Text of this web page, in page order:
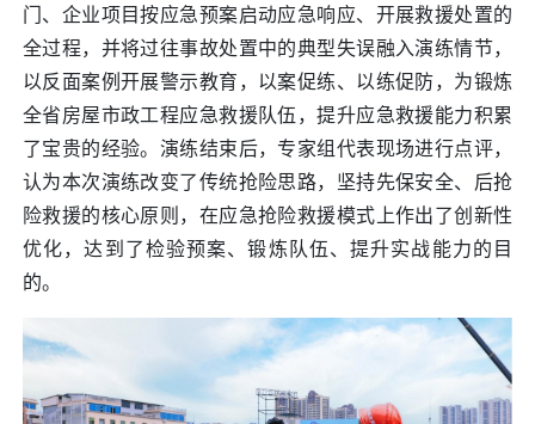
门、企业项目按应急预案启动应急响应、开展救援处置的
全过程，并将过往事故处置中的典型失误融入演练情节，
以反面案例开展警示教育，以案促练、以练促防，为锻炼
全省房屋市政工程应急救援队伍，提升应急救援能力积累
了宝贵的经验。演练结束后，专家组代表现场进行点评，
认为本次演练改变了传统抢险思路，坚持先保安全、后抢
险救援的核心原则，在应急抢险救援模式上作出了创新性
优化，达到了检验预案、锻炼队伍、提升实战能力的目
的。